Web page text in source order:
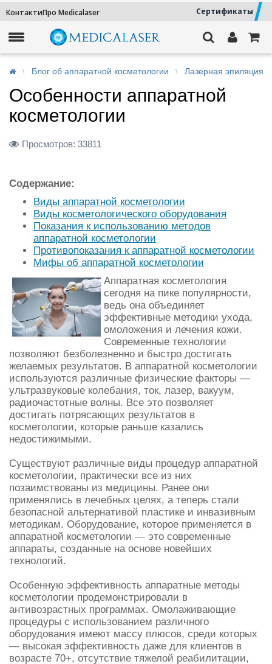
КонтактиПро Medicalaser Сертификаты
Блог об аппаратной косметологии Лазерная эпиляция
Особенности аппаратной
косметологии
Просмотров: 33811
Содержание:
Виды аппаратной косметологии
Виды косметологического оборудования
Показания к использованию методов
аппаратной косметологии
Противопоказания к аппаратной косметологии
Мифы об аппаратной косметологии
Аппаратная косметология
сегодня на пике популярности,
ведь она объединяет
эффективные методики ухода,
омоложения и лечения кожи.
Современные технологии
позволяют безболезненно и быстро достигать
желаемых результатов. В аппаратной косметологии
используются различные физические факторы —
ультразвуковые колебания, ток, лазер, вакуум,
радиочастотные волны. Все это позволяет
достигать потрясающих результатов в
косметологии, которые раньше казались
недостижимыми.
Существуют различные виды процедур аппаратной
косметологии, практически все из них
позаимствованы из медицины. Ранее они
применялись в лечебных целях, а теперь стали
безопасной альтернативой пластике и инвазивным
методикам. Оборудование, которое применяется в
аппаратной косметологии — это современные
аппараты, созданные на основе новейших
технологий.
Особенную эффективность аппаратные методы
косметологии продемонстрировали в
антивозрастных программах. Омолаживающие
процедуры с использованием различного
оборудования имеют массу плюсов, среди которых
— высокая эффективность даже для клиентов в
возрасте 70+, отсутствие тяжелой реабилитации,